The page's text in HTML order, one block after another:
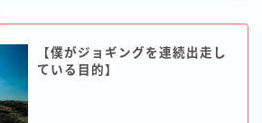
【僕がジョギングを連続出走し
ている目的】